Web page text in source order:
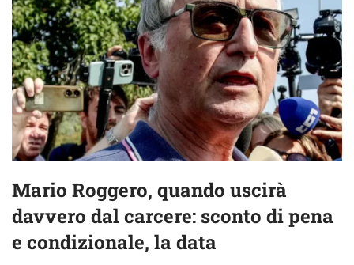
Mario Roggero, quando uscirà
davvero dal carcere: sconto di pena
e condizionale, la data